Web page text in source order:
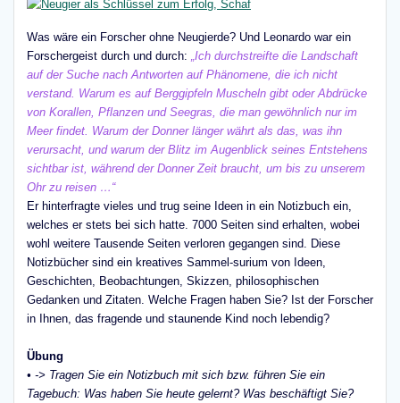
Was wäre ein Forscher ohne Neugierde? Und Leonardo war ein
Forschergeist durch und durch: „Ich durchstreifte die Landschaft
auf der Suche nach Antworten auf Phänomene, die ich nicht
verstand. Warum es auf Berggipfeln Muscheln gibt oder Abdrücke
von Korallen, Pflanzen und Seegras, die man gewöhnlich nur im
Meer findet. Warum der Donner länger währt als das, was ihn
verursacht, und warum der Blitz im Augenblick seines Entstehens
sichtbar ist, während der Donner Zeit braucht, um bis zu unserem
Ohr zu reisen …“
Er hinterfragte vieles und trug seine Ideen in ein Notizbuch ein,
welches er stets bei sich hatte. 7000 Seiten sind erhalten, wobei
wohl weitere Tausende Seiten verloren gegangen sind. Diese
Notizbücher sind ein kreatives Sammel-surium von Ideen,
Geschichten, Beobachtungen, Skizzen, philosophischen
Gedanken und Zitaten. Welche Fragen haben Sie? Ist der Forscher
in Ihnen, das fragende und staunende Kind noch lebendig?
Übung
• -> Tragen Sie ein Notizbuch mit sich bzw. führen Sie ein
Tagebuch: Was haben Sie heute gelernt? Was beschäftigt Sie?